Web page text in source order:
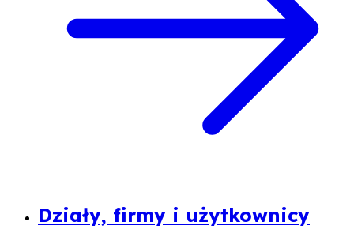
Działy, firmy i użytkownicy